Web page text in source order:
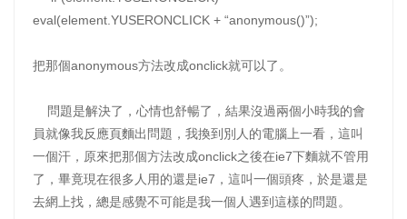
eval(element.YUSERONCLICK + “anonymous()”);
把那個anonymous方法改成onclick就可以了。
問題是解決了，心情也舒暢了，結果沒過兩個小時我的會
員就像我反應頁麵出問題，我換到別人的電腦上一看，這叫
一個汗，原來把那個方法改成onclick之後在ie7下麵就不管用
了，畢竟現在很多人用的還是ie7，這叫一個頭疼，於是還是
去網上找，總是感覺不可能是我一個人遇到這樣的問題。